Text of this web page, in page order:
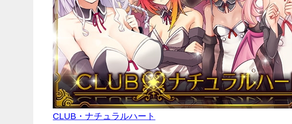
CLUB・ナチュラルハート